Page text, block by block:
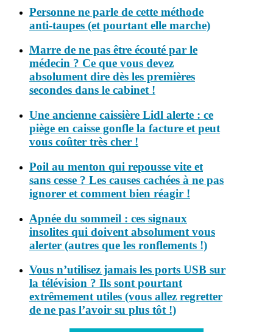
Personne ne parle de cette méthode
anti-taupes (et pourtant elle marche)
Marre de ne pas être écouté par le
médecin ? Ce que vous devez
absolument dire dès les premières
secondes dans le cabinet !
Une ancienne caissière Lidl alerte : ce
piège en caisse gonfle la facture et peut
vous coûter très cher !
Poil au menton qui repousse vite et
sans cesse ? Les causes cachées à ne pas
ignorer et comment bien réagir !
Apnée du sommeil : ces signaux
insolites qui doivent absolument vous
alerter (autres que les ronflements !)
Vous n’utilisez jamais les ports USB sur
la télévision ? Ils sont pourtant
extrêmement utiles (vous allez regretter
de ne pas l’avoir su plus tôt !)